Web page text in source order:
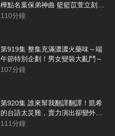
樺點名葉保弟神曲 籃籃苡萱立刻帶
頭示範！
110分鐘
第919集 整集充滿濃濃火藥味～端
午節特別企劃！男女變裝大亂鬥～
107分鐘
第920集 誰來幫我翻譯翻譯！凱希
的台語太災難，賣力演出卻變外星
語～
111分鐘